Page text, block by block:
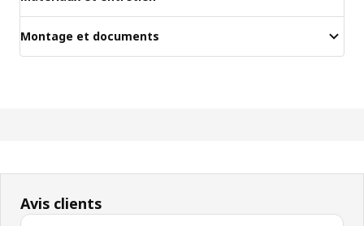
Montage et documents
Avis clients